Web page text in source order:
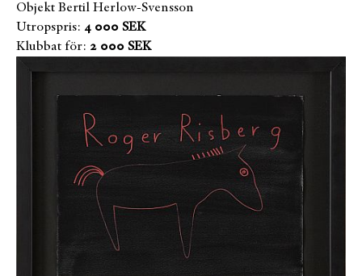
Objekt Bertil Herlow-Svensson
Utropspris: 4 000 SEK
Klubbat för: 2 000 SEK